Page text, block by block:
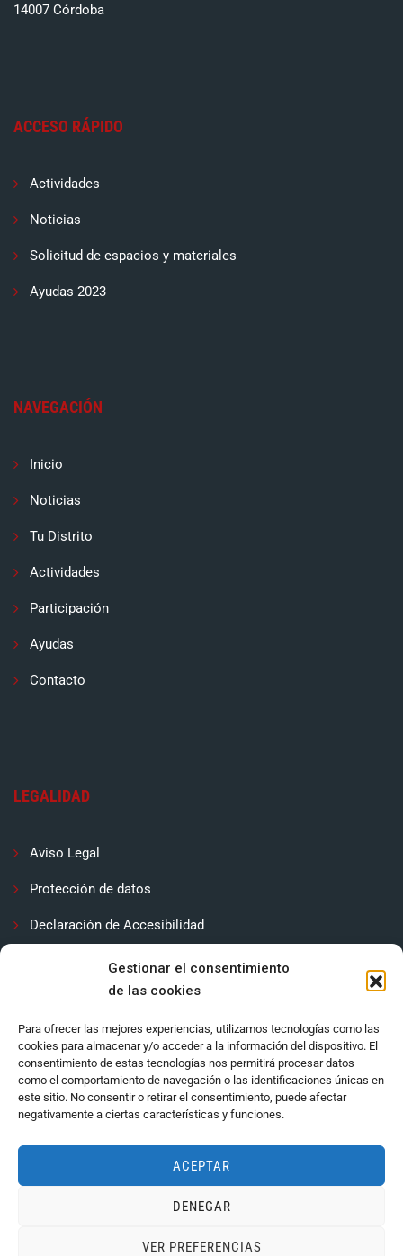
Gestionar el consentimiento
de las cookies
Para ofrecer las mejores experiencias, utilizamos tecnologías como las
cookies para almacenar y/o acceder a la información del dispositivo. El
consentimiento de estas tecnologías nos permitirá procesar datos
como el comportamiento de navegación o las identificaciones únicas en
este sitio. No consentir o retirar el consentimiento, puede afectar
negativamente a ciertas características y funciones.
ACEPTAR
DENEGAR
VER PREFERENCIAS
14007 Córdoba
ACCESO RÁPIDO
Actividades
Noticias
Solicitud de espacios y materiales
Ayudas 2023
NAVEGACIÓN
Inicio
Noticias
Tu Distrito
Actividades
Participación
Ayudas
Contacto
LEGALIDAD
Aviso Legal
Protección de datos
Declaración de Accesibilidad
Política de cookies (UE)
Ayuntamiento de Córdoba 2024.